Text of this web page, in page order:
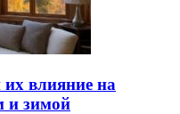
влияние на
и зимой